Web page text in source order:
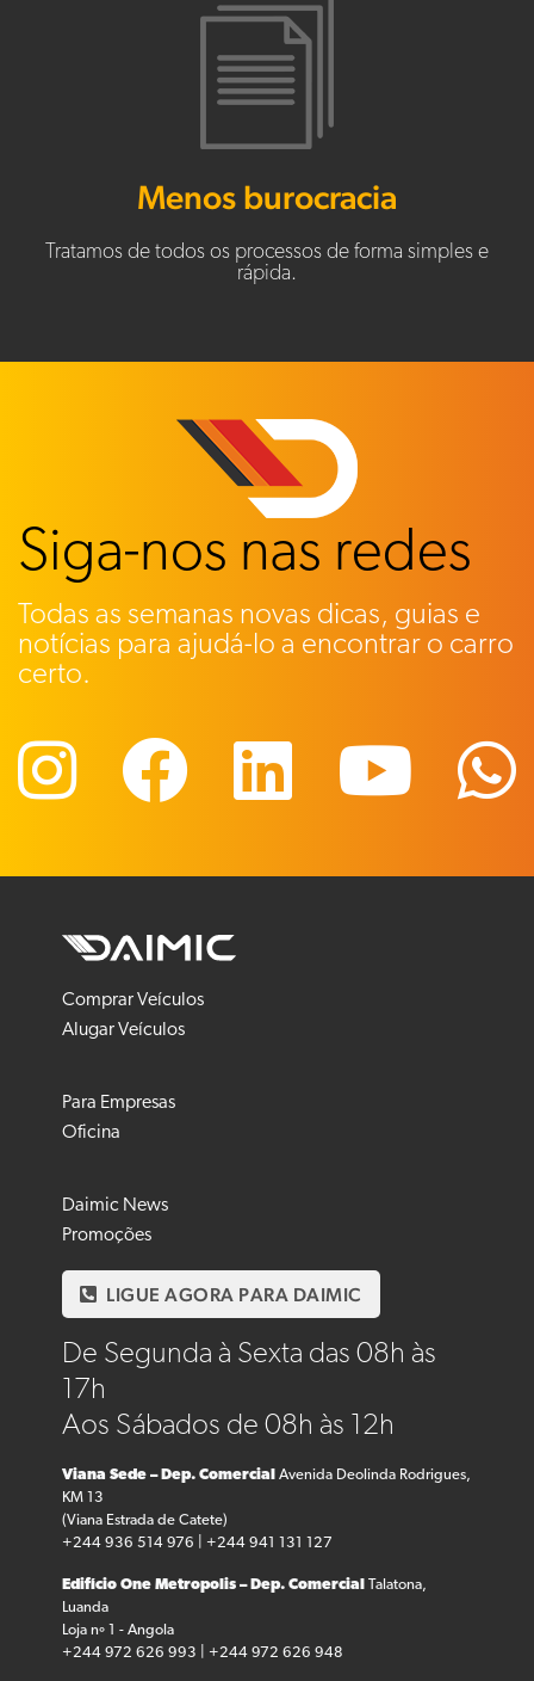
Menos burocracia
Tratamos de todos os processos de forma simples e
rápida.
Siga-nos nas redes
Todas as semanas novas dicas, guias e
notícias para ajudá-lo a encontrar o carro
certo.
Comprar Veículos
Alugar Veículos
Para Empresas
Oficina
Daimic News
Promoções
LIGUE AGORA PARA DAIMIC
De Segunda à Sexta das 08h às
17h
Aos Sábados de 08h às 12h
Viana Sede – Dep. Comercial
Avenida Deolinda Rodrigues,
KM 13
(Viana Estrada de Catete)
+244 936 514 976 | +244 941 131 127
Edifício One Metropolis – Dep. Comercial
Talatona,
Luanda
Loja nº 1 - Angola
+244 972 626 993 | +244 972 626 948